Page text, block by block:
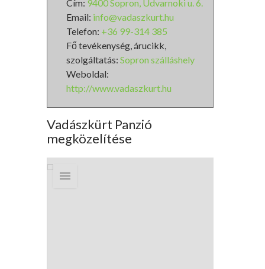
Cím: 9400 Sopron, Udvarnoki u. 6.
Email: info@vadaszkurt.hu
Telefon: +36 99-314 385
Fő tevékenység, árucikk,
szolgáltatás: Sopron szálláshely
Weboldal:
http://www.vadaszkurt.hu
Vadászkürt Panzió
megközelítése